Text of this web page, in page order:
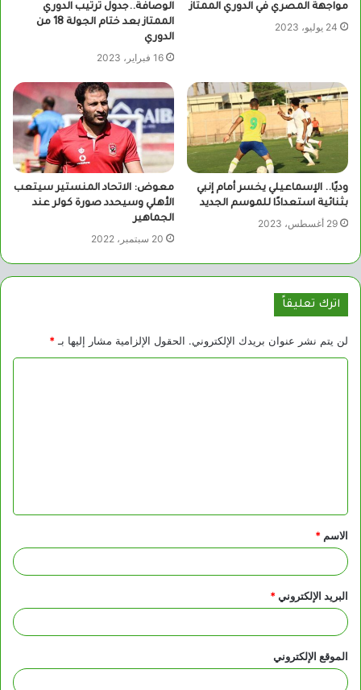
مواجهة المصري في الدوري الممتاز
24 يوليو، 2023
الوصافة..جدول ترتيب الدوري
الممتاز بعد ختام الجولة 18 من
الدوري
16 فبراير، 2023
وديًا.. الإسماعيلي يخسر أمام إنبي
بثنائية استعدادًا للموسم الجديد
29 أغسطس، 2023
معوض: الاتحاد المنستير سيتعب
الأهلي وسيحدد صورة كولر عند
الجماهير
20 سبتمبر، 2022
اترك تعليقاً
لن يتم نشر عنوان بريدك الإلكتروني. الحقول الإلزامية مشار إليها بـ *
ق
*
الاسم *
البريد الإلكتروني*
الموقع الإلكتروني